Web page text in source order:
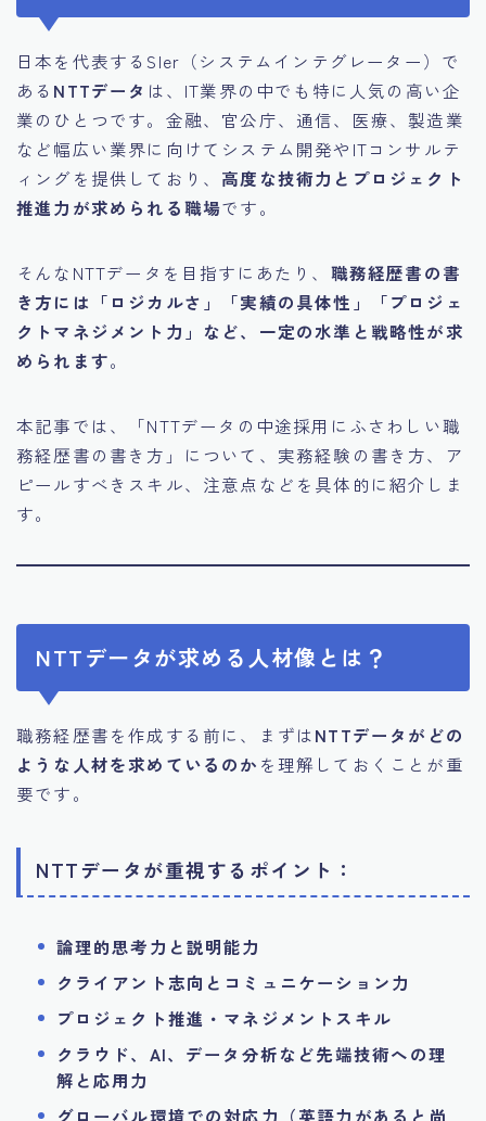
日本を代表するSIer（システムインテグレーター）で
ある NTTデータ は、IT業界の中でも特に人気の高い企
業のひとつです。金融、官公庁、通信、医療、製造業
など幅広い業界に向けてシステム開発やITコンサルテ
ィングを提供しており、 高度な技術力とプロジェクト
推進力が求められる職場です。
そんなNTTデータを目指すにあたり、 職務経歴書の書
き方には「ロジカルさ」「実績の具体性」「プロジェ
クトマネジメント力」など、一定の水準と戦略性が求
められます。
本記事では、「NTTデータの中途採用にふさわしい職
務経歴書の書き方」について、実務経験の書き方、ア
ピールすべきスキル、注意点などを具体的に紹介しま
す。
NTTデータが求める人材像とは？
職務経歴書を作成する前に、まずはNTTデータがどの
ような人材を求めているのか を理解しておくことが重
要です。
NTTデータが重視するポイント：
論理的思考力と説明能力
クライアント志向とコミュニケーション力
プロジェクト推進・マネジメントスキル
クラウド、AI、データ分析など先端技術への理
解と応用力
グローバル環境での対応力（英語力があると尚